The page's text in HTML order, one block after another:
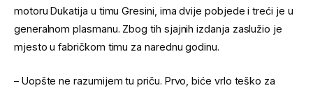
motoru Dukatija u timu Gresini, ima dvije pobjede i treći je u
generalnom plasmanu. Zbog tih sjajnih izdanja zaslužio je
mjesto u fabričkom timu za narednu godinu.
– Uopšte ne razumijem tu priču. Prvo, biće vrlo teško za